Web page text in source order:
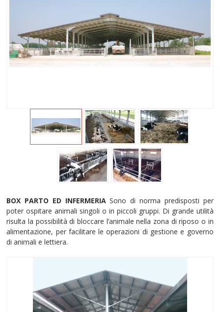
BOX PARTO ED INFERMERIASono di norma predisposti per
poter ospitare animali singoli o in piccoli gruppi. Di grande utilità
risulta la possibilità di bloccare l’animale nella zona di riposo o in
alimentazione, per facilitare le operazioni di gestione e governo
di animali e lettiera.